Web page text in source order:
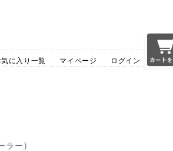
に入り一覧 マイページ ログイン
ラー)